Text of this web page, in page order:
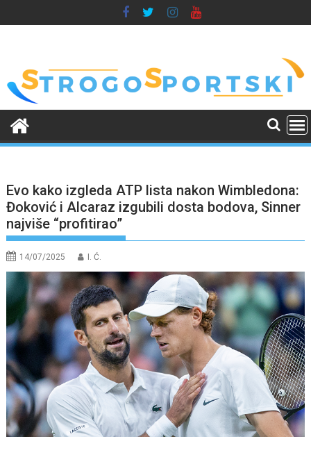
to
Evo kako izgleda ATP lista nakon Wimbledona:
Đoković i Alcaraz izgubili dosta bodova, Sinner
najviše “profitirao”
14/07/2025 I. Ć.